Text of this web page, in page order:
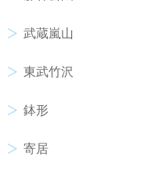
武蔵嵐山
東武竹沢
鉢形
寄居